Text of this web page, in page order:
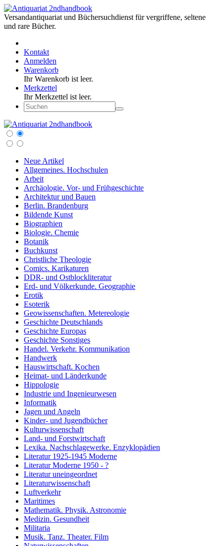
Versandantiquariat und Büchersuchdienst für vergriffene, seltene
und rare Bücher.
Kontakt
Anmelden
Warenkorb
Ihr Warenkorb ist leer.
Merkzettel
Ihr Merkzettel ist leer.
Neue Artikel
Allgemeines. Hochschulen
Arbeit
Archäologie. Vor- und Frühgeschichte
Architektur und Bauen
Berlin. Brandenburg
Bildende Kunst
Biographien
Biologie. Chemie
Botanik
Buchkunst
Christliche Theologie
Comics. Karikaturen
DDR- und Ostblockliteratur
Erd- und Völkerkunde. Geographie
Erotik
Esoterik
Geowissenschaften. Metereologie
Geschichte Deutschlands
Geschichte Europas
Geschichte Sonstiges
Handel. Verkehr. Kommunikation
Handwerk
Hauswirtschaft. Kochen
Heimat- und Länderkunde
Hippologie
Industrie und Ingenieurwesen
Informatik
Jagen und Angeln
Kinder- und Jugendbücher
Kulturwissenschaft
Land- und Forstwirtschaft
Lexika. Nachschlagewerke. Enzyklopädien
Literatur 1925-1945 Moderne
Literatur Moderne 1950 - ?
Literatur uneingeordnet
Literaturwissenschaft
Luftverkehr
Maritimes
Mathematik. Physik. Astronomie
Medizin. Gesundheit
Militaria
Musik. Tanz. Theater. Film